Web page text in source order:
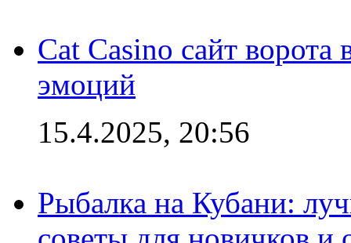
Cat Casino сайт
эмоций
15.4.2025, 20:56
Рыбалка на Кубани: